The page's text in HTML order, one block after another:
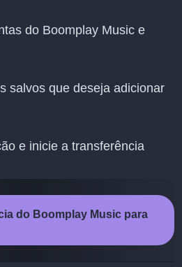
do Boomplay Music e
salvos que deseja adicionar
e inicie a transferência
do Boomplay Music para